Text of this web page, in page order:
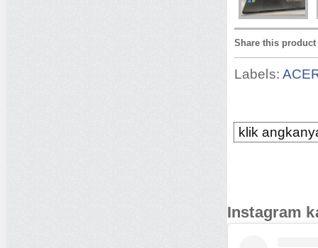
Share this product
Labels:
klik
Instagram